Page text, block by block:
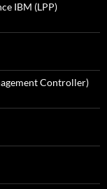
IBM (LPP)
Controller)